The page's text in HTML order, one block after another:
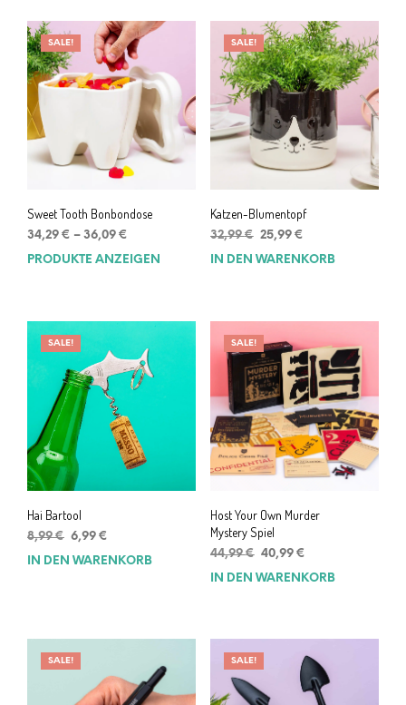
SALE!
Sweet Tooth Bonbondose
34,29 € – 36,09 €
PRODUKTE ANZEIGEN
SALE!
Katzen-Blumentopf
32,99€ Ursprünglicher
Preis
25,99 €Aktueller
Preis
IN DEN WARENKORB
SALE!
Hai Bartool
8,99€ Ursprünglicher
6,99 €
IN DEN WARENKORB
SALE!
Host Your Own Murder
Mystery Spiel
44,99€ Ursprünglicher
40,99 €Aktueller
IN DEN WARENKORB
SALE! SALE!